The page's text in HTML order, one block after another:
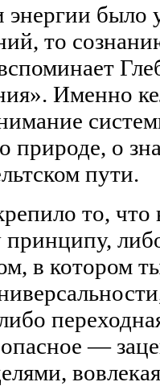
было
то
Именно
природе, о
пути.
то,
в котором
—